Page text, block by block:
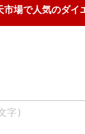
市場で人気のダイ